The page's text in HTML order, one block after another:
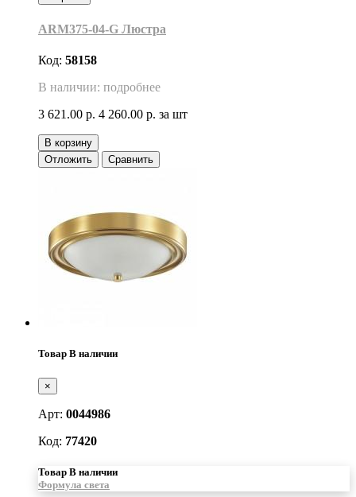
ARM375-04-G Люстра
Код: 58158
В наличии: подробнее
3 621.00 р. 4 260.00 р. за шт
В корзину
Отложить
Сравнить
Товар В наличии
×
Арт: 0044986
Код: 77420
Товар В наличии
Формула света